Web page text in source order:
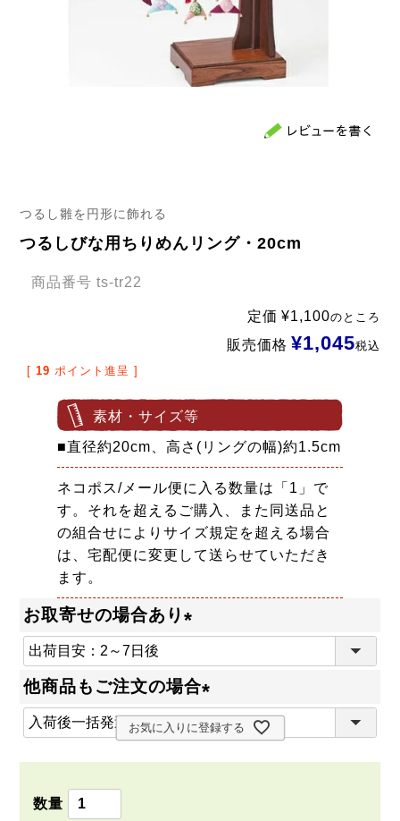
つるし雛を円形に飾れる
つるしびな用ちりめんリング・20cm
商品番号 ts-tr22
定価 ¥1,100のところ
販売価格 ¥1,045税込
[ 19 ポイント進呈 ]
素材・サイズ等
■直径約20cm、高さ(リングの幅)約1.5cm
ネコポス/メール便に入る数量は「1」で
す。それを超えるご購入、また同送品と
の組合せによりサイズ規定を超える場合
は、宅配便に変更して送らせていただき
ます。
お取寄せの場合あり
必
)
他商品もご注文の場合
(
お気に入りに登録する